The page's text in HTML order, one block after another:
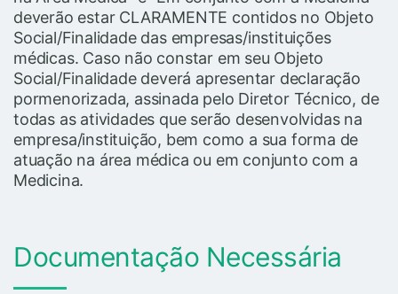
deverão estar CLARAMENTE contidos no Objeto
Social/Finalidade das empresas/instituições
médicas. Caso não constar em seu Objeto
Social/Finalidade deverá apresentar declaração
pormenorizada, assinada pelo Diretor Técnico, de
todas as atividades que serão desenvolvidas na
empresa/instituição, bem como a sua forma de
atuação na área médica ou em conjunto com a
Medicina.
Documentação Necessária